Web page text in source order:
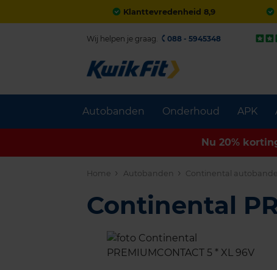
Klanttevredenheid 8,9
Autobanden Onderhoud APK
Wij helpen je graag. 088 - 5945348
Nu 20%
Home Autobanden Continental
Continental